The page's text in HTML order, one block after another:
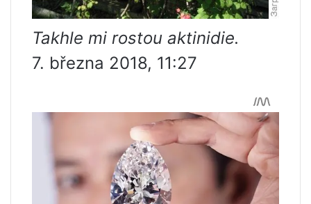
Takhle mi rostou aktinidie.
7. března 2018, 11:27